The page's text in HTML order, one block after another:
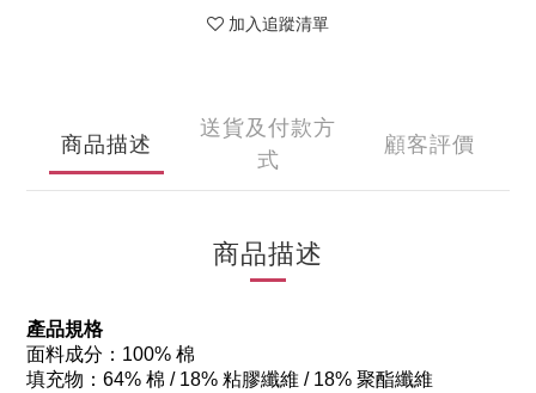
加入追蹤清單
商品描述
送貨及付款方
式
顧客評價
商品描述
產品規格
面料成分：100% 棉
填充物：64% 棉 / 18% 粘膠纖維 / 18% 聚酯纖維